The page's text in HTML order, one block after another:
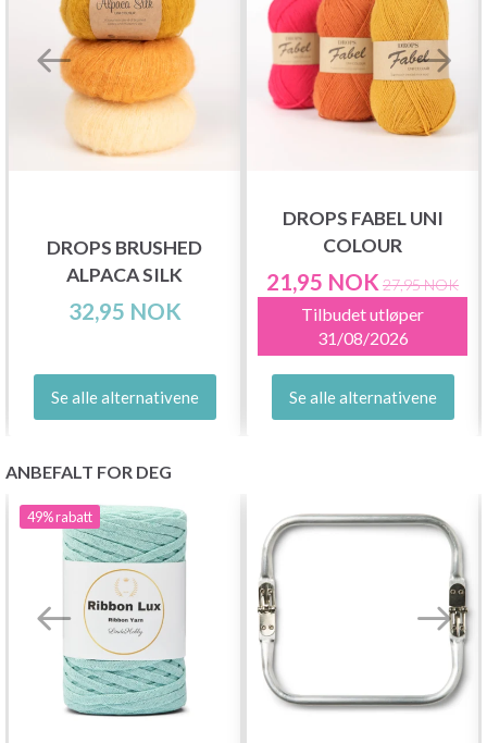
DROPS BRUSHED
ALPACA SILK
32,95 NOK
Se alle alternativene
DROPS FABEL UNI
COLOUR
21,95 NOK 27,95 NOK
Tilbudet utløper
31/08/2026
Se alle alternativene
ANBEFALT FOR DEG
49%rabatt